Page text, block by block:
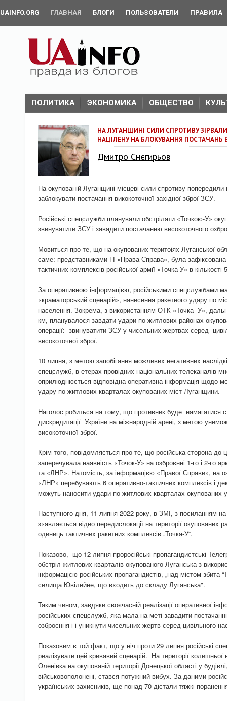
UAINFO.ORG ГЛАВНАЯ БЛОГИ ПОЛЬЗОВАТЕЛИ ПРАВИЛА
ПОЛИТИКА ЭКОНОМИКА ОБЩЕСТВО
НА ЛУГАНЩИНІ СИЛИ СПРОТИВУ
НАЦІЛЕНУ НА БЛОКУВАННЯ ПОСТАЧАНЬ
Дмитро Снєгирьов
На окупованій Луганщині місцеві сили спротиву
заблокувати постачання викокоточної західної зброї ЗСУ.
Російські спецслужби планували обстріляти «Точкою-У»
звинуватити ЗСУ і завадити постачанню високоточного
Мовиться про те, що на окупованих теритоіях Луганської
саме: представниками ГІ «Права Справа», була
тактичних комплексів російської армії «Точка-У» в
За оперативною інформацією, російськими спецслужбами
«краматорський сценарій», нанесення ракетного удару по
населення. Зокрема, з використанням ОТК «Точка -У»,
км, планувалося завдати удари по житлових районах
операції: звинуватити ЗСУ у чисельних жертвах серед
високоточної зброї.
10 липня, з метою запобігання можливих негативних
спецслужб, в етерах провідних національних телеканалів
оприлюднюється відповідна оперативна інформація щодо
удару по житлових кварталах окупованих міст Луганщини.
Наголос робиться на тому, що противник буде намагатися
дискредитації України на міжнародній арені, з метою
високоточної зброї.
Крім того, повідомляється про те, що російська сторона до
заперечувала наявність «Точок-У» на озброєнні 1-го і 2-го
та «ЛНР». Натомість, за інформацією «Правої Справи», на
«ЛНР» перебувають 6 оперативно-тактичних комплексів і
можуть наносити удари по житлових кварталах окупованих
Наступного дня, 11 липня 2022 року, в ЗМІ, з посиланням
з«являється відео передислокації на території окупованих
одиниць тактичних ракетних комплексів „Точка-У“.
Показово, що 12 липня проросійські пропагандистські
обстріл житлових кварталів окупованого Луганська з
інформацією російських пропагандистів, „над містом збита
селища Ювілейне, що входить до складу Луганська".
Таким чином, завдяки своєчасній реалізації оперативної
російських спецслужб, яка мала на меті завадити
озброєння і і уникнути чисельних жертв серед цивільного
Показовим є той факт, що у ніч проти 29 липня російські
реалізувати цей кривавий сценарій. На території
Оленівка на окупованій території Донецької області у
військовополонені, стався потужний вибух. За даними
українських захисників, ще понад 70 дістали тяжкі